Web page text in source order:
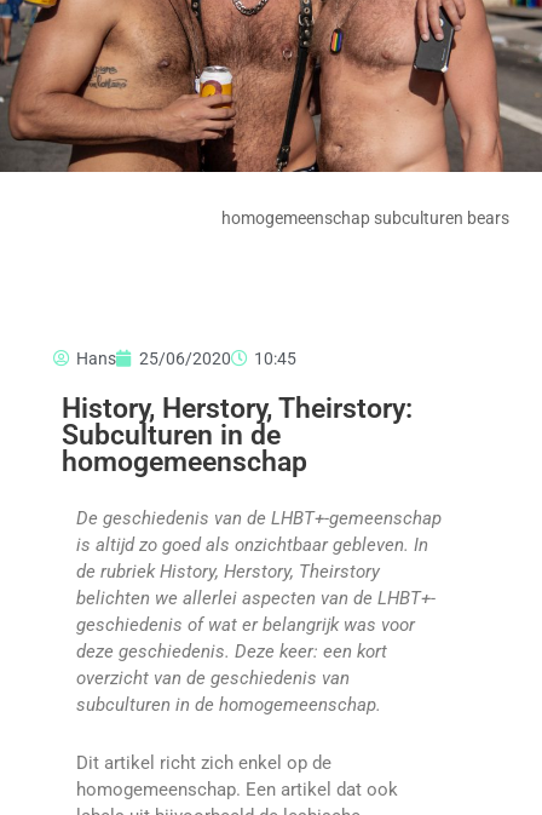
homogemeenschap subculturen bears
Hans 25/06/2020 10:45
History, Herstory, Theirstory:
Subculturen in de
homogemeenschap
De geschiedenis van de LHBT+-gemeenschap
is altijd zo goed als onzichtbaar gebleven. In
de rubriek History, Herstory, Theirstory
belichten we allerlei aspecten van de LHBT+-
geschiedenis of wat er belangrijk was voor
deze geschiedenis. Deze keer: een kort
overzicht van de geschiedenis van
subculturen in de homogemeenschap.
Dit artikel richt zich enkel op de
homogemeenschap. Een artikel dat ook